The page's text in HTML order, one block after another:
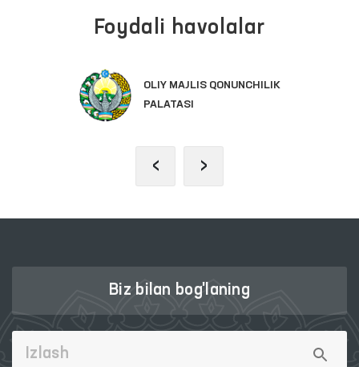
Foydali havolalar
OLIY MAJLIS QONUNCHILIK
PALATASI
‹ ›
Biz bilan bog'laning